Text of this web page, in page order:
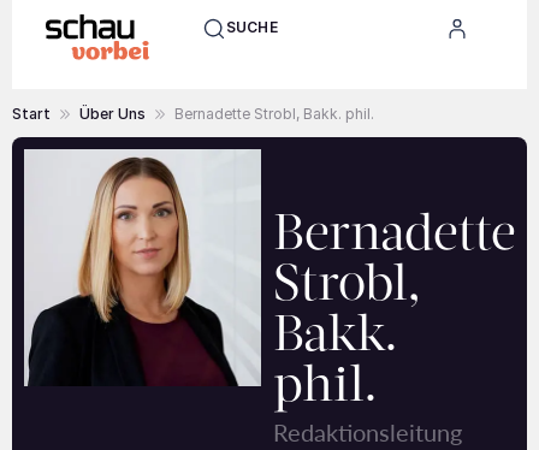
SUCHE
Start Über Uns Bernadette Strobl, Bakk. phil.
Bernadette
Strobl,
Bakk.
phil.
Redaktionsleitung